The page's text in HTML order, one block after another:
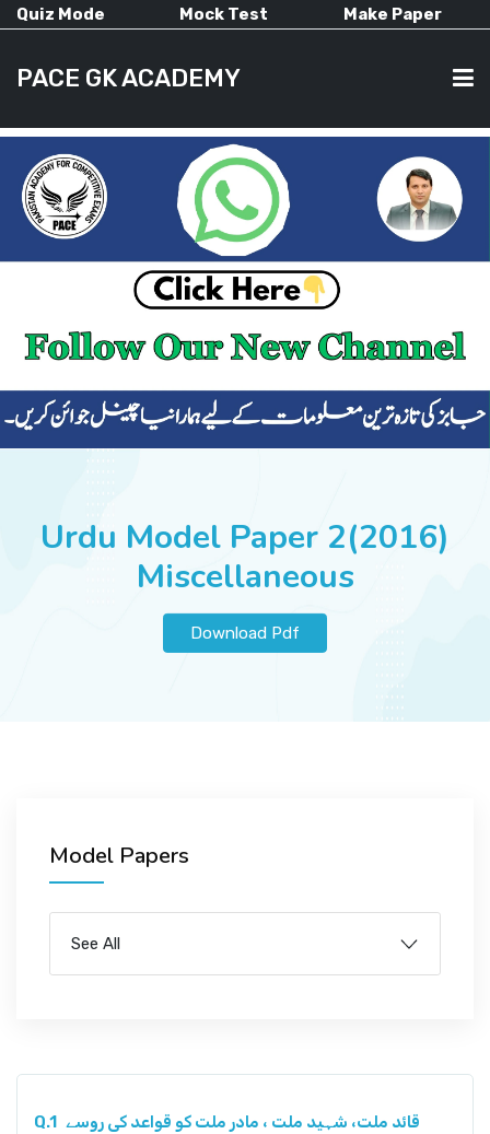
Quiz Mode Mock Test Make Paper
PACE GK ACADEMY
HOME
CURRENT AFFAIRS
ALL-SUBJECTS
Urdu Model Paper 2(2016)
Miscellaneous
Download Pdf
Model Papers
See All
Q.1 قائد ملت، شہید ملت ، مادر ملت کو قواعد کی روسے